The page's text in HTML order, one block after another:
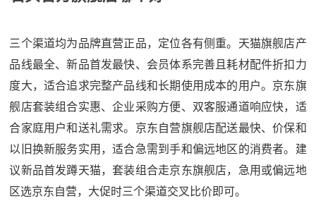
三个渠道均为品牌直营正品，定位各有侧重。天猫旗舰店产
品线最全、新品首发最快、会员体系完善且耗材配件折扣力
度大，适合追求完整产品线和长期使用成本的用户。京东旗
舰店套装组合实惠、企业采购方便、双客服通道响应快，适
合家庭用户和送礼需求。京东自营旗舰店配送最快、价保和
以旧换新服务实用，适合急需到手和偏远地区的消费者。建
议新品首发蹲天猫，套装组合走京东旗舰店，急用或偏远地
区选京东自营，大促时三个渠道交叉比价即可。